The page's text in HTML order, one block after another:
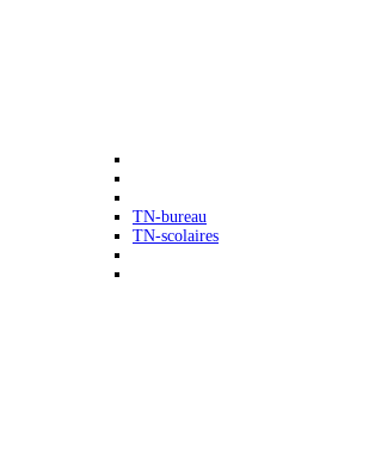
TN-bureau
TN-scolaires